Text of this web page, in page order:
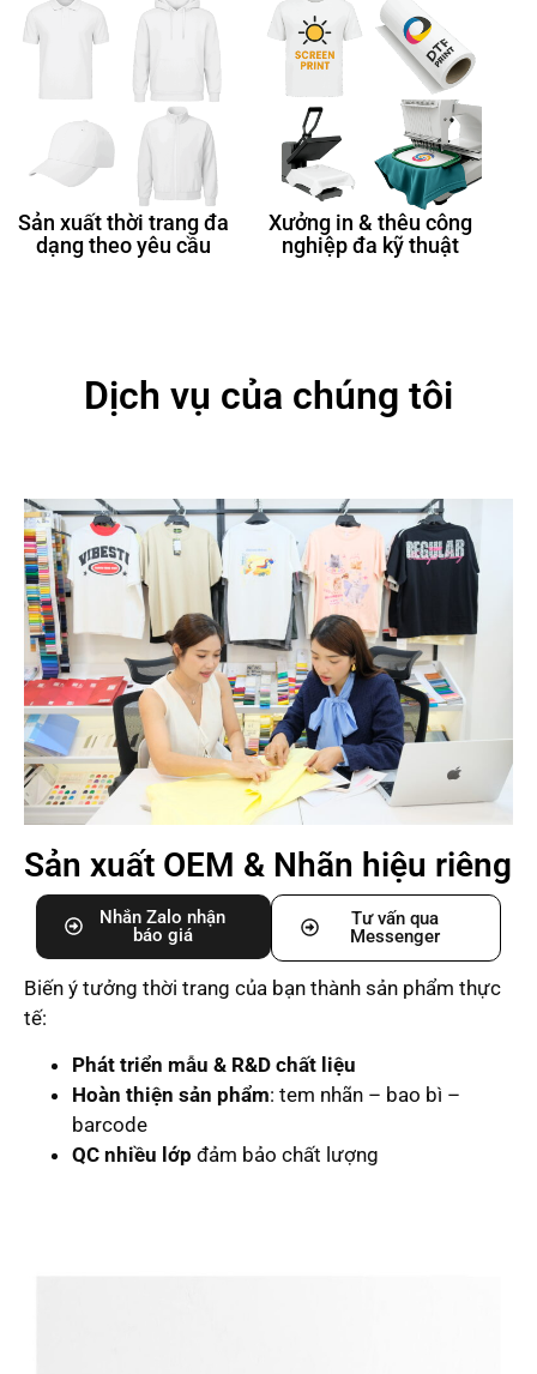
Sản xuất thời trang đa
dạng theo yêu cầu
Xưởng in & thêu công
nghiệp đa kỹ thuật
Dịch vụ của chúng tôi
Sản xuất OEM & Nhãn hiệu riêng
Nhắn Zalo nhận
báo giá
Tư vấn qua
Messenger
Biến ý tưởng thời trang của bạn thành sản phẩm thực
tế:
Phát triển mẫu & R&D chất liệu
Hoàn thiện sản phẩm: tem nhãn – bao bì –
barcode
QC nhiều lớp đảm bảo chất lượng